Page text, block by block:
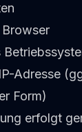
Adresse
Form)
erfolgt